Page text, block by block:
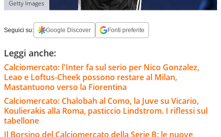
Getty Images
Seguici su: Google Discover Fonti preferite
Leggi anche:
Calciomercato: l'Inter fa sul serio per Nico Gonzalez,
Leao e Loftus-Cheek possono restare al Milan,
Mastantuono verso la Fiorentina
Calciomercato: Chalobah al Como, la Juve su Vicario,
Koulierakis alla Roma, pasticcio Lindstrom. I riflessi sul
tabellone
Il Borsino del Calciomercato della Serie B: le nuove